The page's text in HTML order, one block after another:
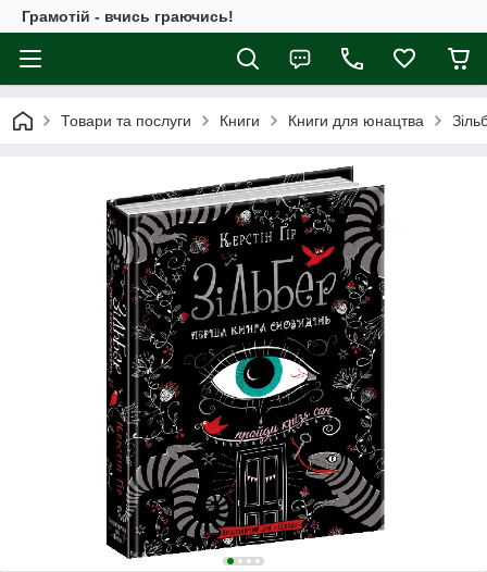
Грамотій - вчись граючись!
Товари та послуги Книги Книги для юнацтва